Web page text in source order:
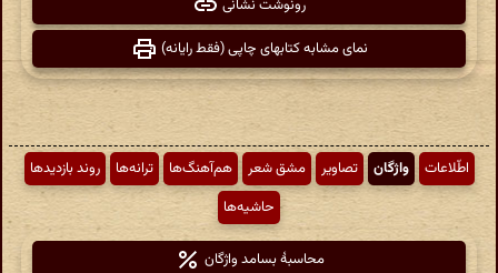
رونوشت نشانی
نمای مشابه کتابهای چاپی (فقط رایانه)
اطّلاعات واژگان تصاویر مشق شعر هم‌آهنگ‌ها ترانه‌ها
روند بازدیدها
حاشیه‌ها
محاسبهٔ بسامد واژگان